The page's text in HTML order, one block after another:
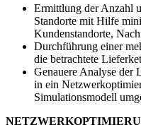
Ermittlung der Anzahl
Standorte mit Hilfe
Kundenstandorte,
Durchführung einer
die betrachtete
Genauere Analyse der
in ein
Simulationsmodell